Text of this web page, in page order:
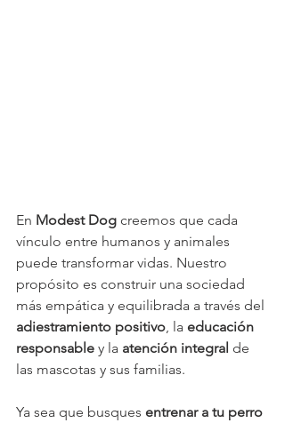
En Modest Dog creemos que cada
vínculo entre humanos y animales
puede transformar vidas. Nuestro
propósito es construir una sociedad
más empática y equilibrada a través del
adiestramiento positivo, la educación
responsable y la atención integral de
las mascotas y sus familias.
Ya sea que busques entrenar a tu perro